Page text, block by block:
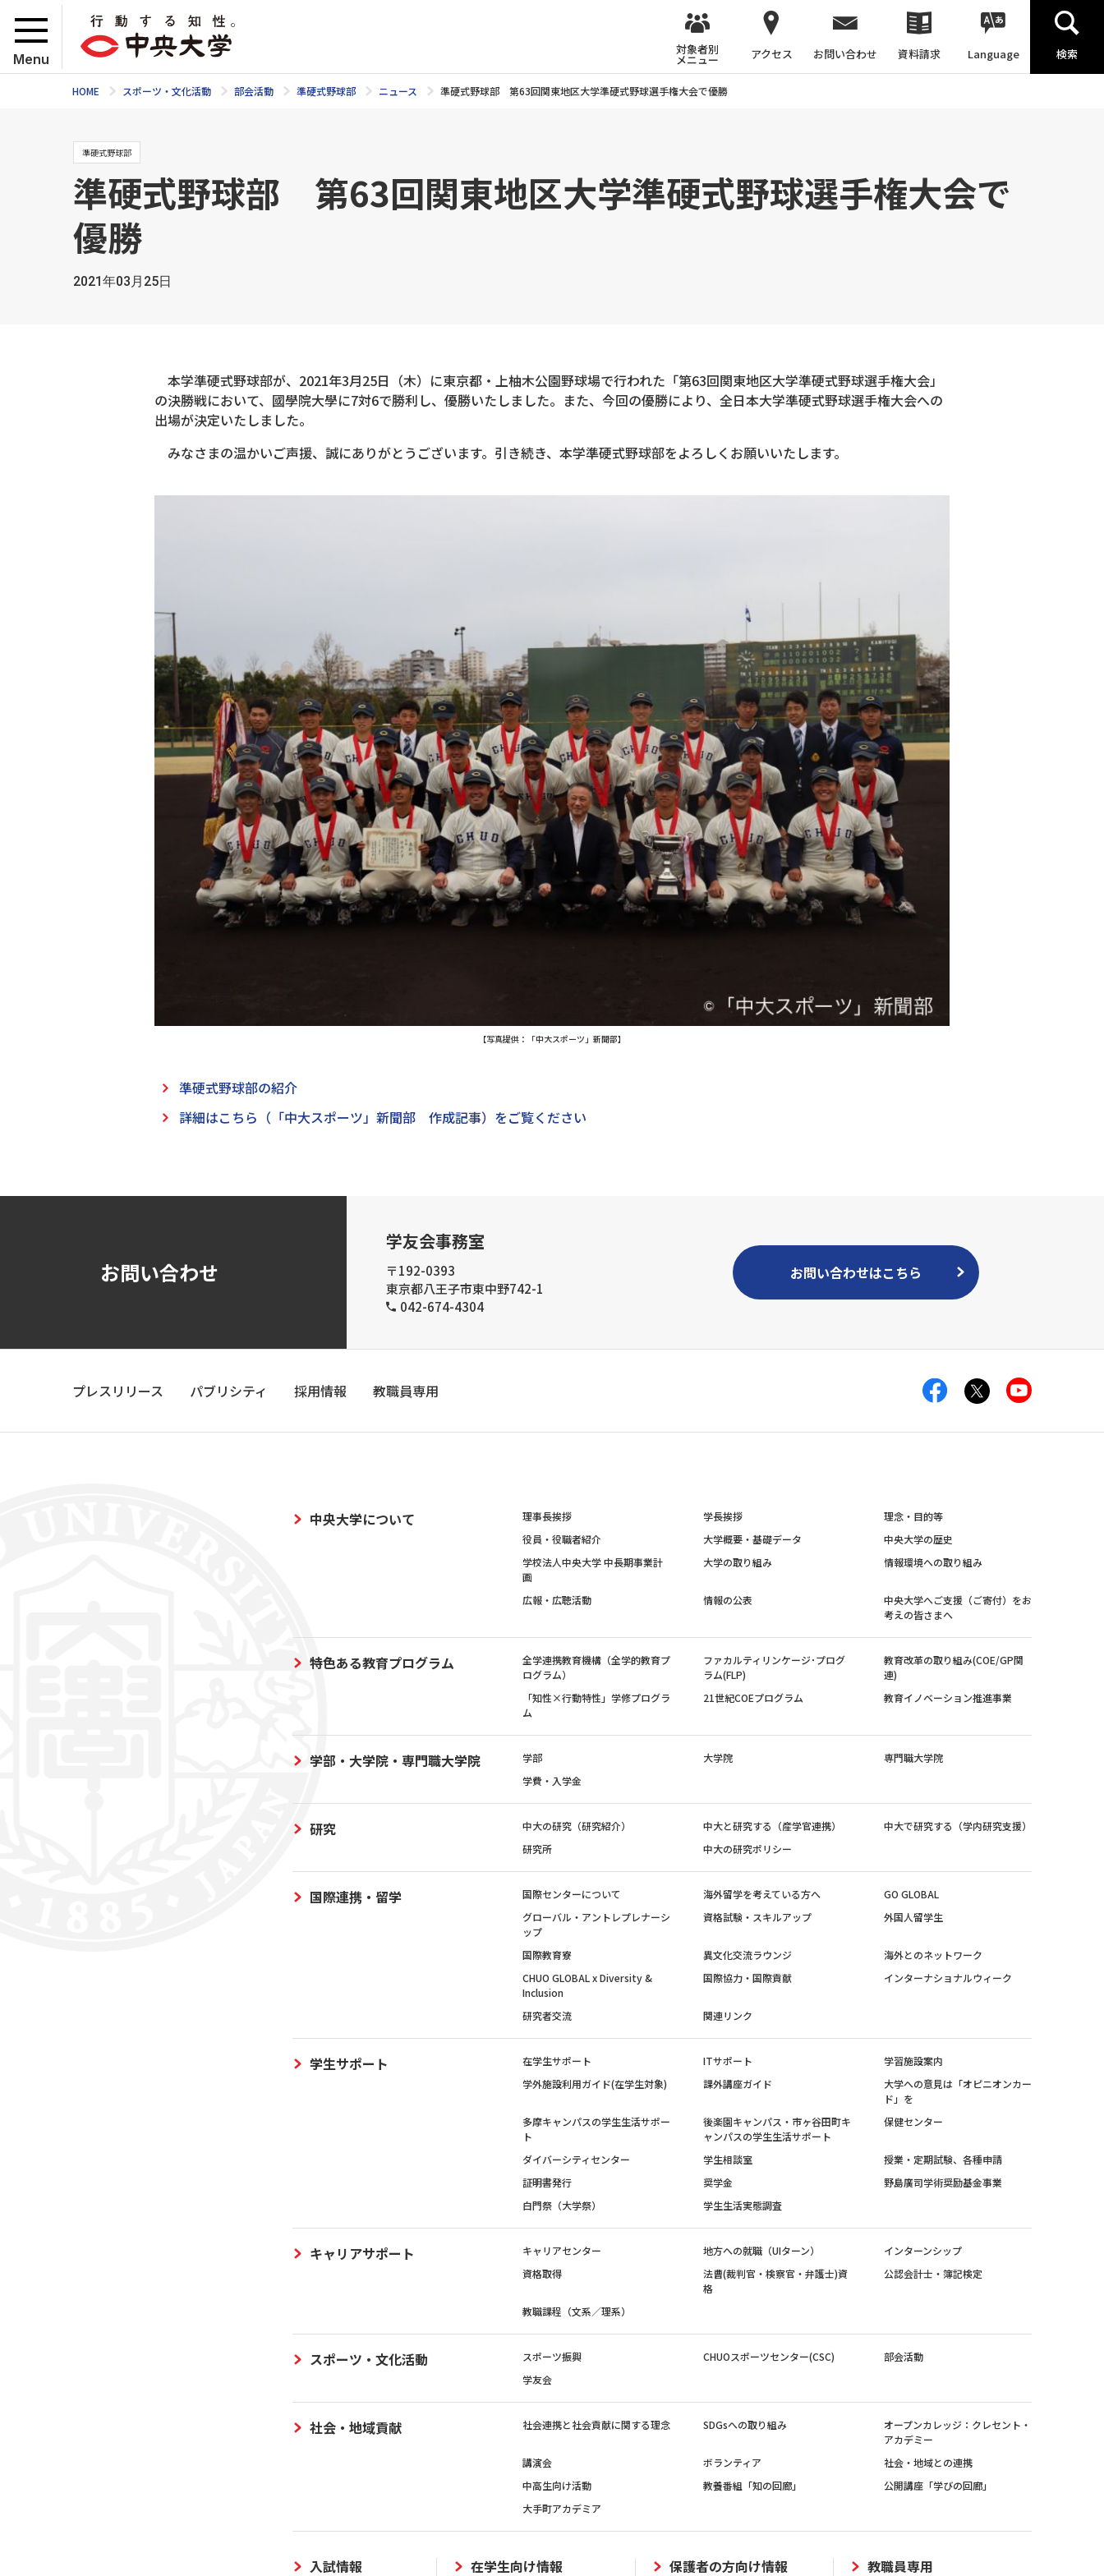
Menu
対象者別
メニュー アクセス お問い合わせ 資料請求 Language 検索
HOME スポーツ・文化活動 部会活動 準硬式野球部 ニュース 準硬式野球部 第63回関東地区大学準硬式野球選手権大会で優勝
準硬式野球部
準硬式野球部 第63回関東地区大学準硬式野球選手権大会で
優勝
2021年03月25日
本学準硬式野球部が、2021年3月25日（木）に東京都・上柚木公園野球場で行われた「第63回関東地区大学準硬式野球選手権大会」
の決勝戦において、國學院大學に7対6で勝利し、優勝いたしました。また、今回の優勝により、全日本大学準硬式野球選手権大会への
出場が決定いたしました。
みなさまの温かいご声援、誠にありがとうございます。引き続き、本学準硬式野球部をよろしくお願いいたします。
【写真提供：「中大スポーツ」新聞部】
準硬式野球部の紹介
詳細はこちら（「中大スポーツ」新聞部 作成記事）をご覧ください
お問い合わせ
学友会事務室
〒192-0393
東京都八王子市東中野742-1
042-674-4304
お問い合わせはこちら
プレスリリース パブリシティ 採用情報 教職員専用
中央大学について 理事長挨拶 学長挨拶
理念・目的等
役員・役職者紹介
大学概要・基礎データ
中央大学の歴史
学校法人中央大学 中長期事業計
画
大学の取り組み 情報環境への取り組み
広報・広聴活動 情報の公表
中央大学へご支援（ご寄付）をお
考えの皆さまへ
特色ある教育プログラム
全学連携教育機構（全学的教育プ
ログラム）
ファカルティリンケージ･プログ
ラム(FLP)
教育改革の取り組み(COE/GP関
連)
「知性×行動特性」学修プログラ
ム
21世紀COEプログラム 教育イノベーション推進事業
学部・大学院・専門職大学院 学部 大学院
専門職大学院
学費・入学金
研究 中大の研究（研究紹介） 中大と研究する（産学官連携）
中大で研究する（学内研究支援）
研究所
中大の研究ポリシー
国際連携・留学 国際センターについて 海外留学を考えている方へ
GO GLOBAL
グローバル・アントレプレナーシ
ップ
資格試験・スキルアップ 外国人留学生
国際教育寮 異文化交流ラウンジ
海外とのネットワーク
CHUO GLOBAL x Diversity &
Inclusion
国際協力・国際貢献 インターナショナルウィーク
研究者交流 関連リンク
学生サポート 在学生サポート ITサポート
学習施設案内
学外施設利用ガイド(在学生対象)
課外講座ガイド
大学への意見は「オピニオンカー
ド」を
多摩キャンパスの学生生活サポー
ト
後楽園キャンパス・市ヶ谷田町キ
ャンパスの学生生活サポート
保健センター
ダイバーシティセンター 学生相談室
授業・定期試験、各種申請
証明書発行
奨学金
野島廣司学術奨励基金事業
白門祭（大学祭）
学生生活実態調査
キャリアサポート キャリアセンター 地方への就職（UIターン）
インターンシップ
資格取得
法曹(裁判官・検察官・弁護士)資
格
公認会計士・簿記検定
教職課程（文系／理系）
スポーツ・文化活動 スポーツ振興 CHUOスポーツセンター(CSC)
部会活動
学友会
社会・地域貢献 社会連携と社会貢献に関する理念 SDGsへの取り組み
オープンカレッジ：クレセント・
アカデミー
講演会
ボランティア
社会・地域との連携
中高生向け活動
教養番組「知の回廊」
公開講座「学びの回廊」
大手町アカデミア
入試情報 在学生向け情報 保護者の方向け情報 教職員専用